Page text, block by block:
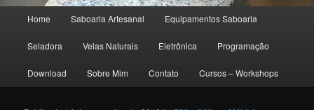
Pular para o conteúdo principal
Pular para o conteúdo secundário
Home Saboaria Artesanal Equipamentos Saboaria
Seladora Velas Naturais Eletrônica Programação
Download Sobre Mim Contato Cursos – Workshops